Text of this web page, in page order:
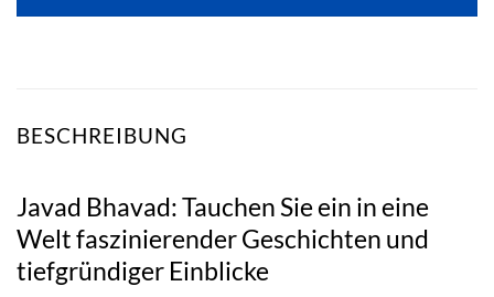
BESCHREIBUNG
Javad Bhavad: Tauchen Sie ein in eine
Welt faszinierender Geschichten und
tiefgründiger Einblicke